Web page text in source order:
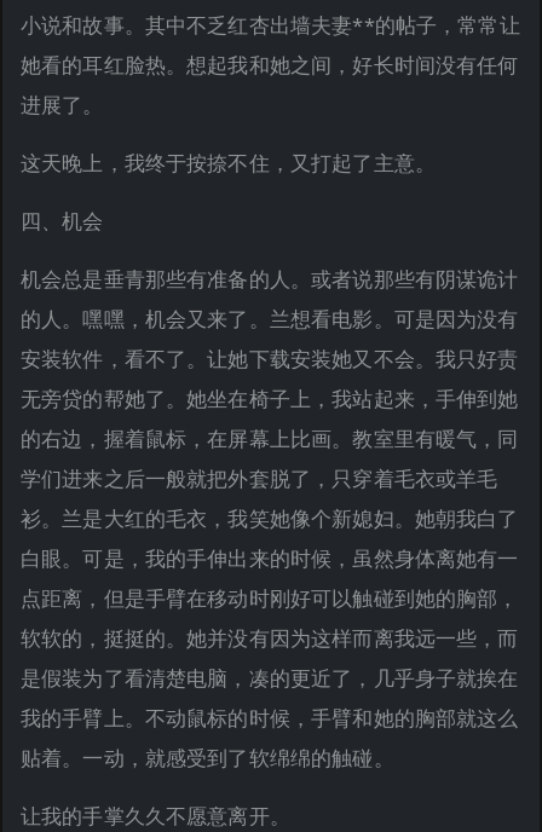
小说和故事。其中不乏红杏出墙夫妻**的帖子，常常让
她看的耳红脸热。想起我和她之间，好长时间没有任何
进展了。
这天晚上，我终于按捺不住，又打起了主意。
四、机会
机会总是垂青那些有准备的人。或者说那些有阴谋诡计
的人。嘿嘿，机会又来了。兰想看电影。可是因为没有
安装软件，看不了。让她下载安装她又不会。我只好责
无旁贷的帮她了。她坐在椅子上，我站起来，手伸到她
的右边，握着鼠标，在屏幕上比画。教室里有暖气，同
学们进来之后一般就把外套脱了，只穿着毛衣或羊毛
衫。兰是大红的毛衣，我笑她像个新媳妇。她朝我白了
白眼。可是，我的手伸出来的时候，虽然身体离她有一
点距离，但是手臂在移动时刚好可以触碰到她的胸部，
软软的，挺挺的。她并没有因为这样而离我远一些，而
是假装为了看清楚电脑，凑的更近了，几乎身子就挨在
我的手臂上。不动鼠标的时候，手臂和她的胸部就这么
贴着。一动，就感受到了软绵绵的触碰。
让我的手掌久久不愿意离开。